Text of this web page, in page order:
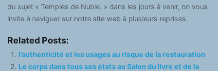
du sujet « Temples de Nubie. » dans les jours à venir, on vous
invite à naviguer sur notre site web à plusieurs reprises.
Related Posts:
l’authenticité et les usages au risque de la restauration
Le corps dans tous ses états au Salon du livre et de la